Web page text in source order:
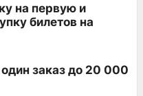
на первую и
билетов на
заказ до 20 000